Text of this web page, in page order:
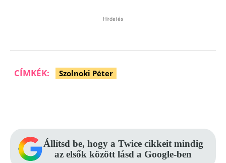
Hirdetés
CÍMKÉK: Szolnoki Péter
Állítsd be, hogy a Twice cikkeit mindig
az elsők között lásd a Google-ben